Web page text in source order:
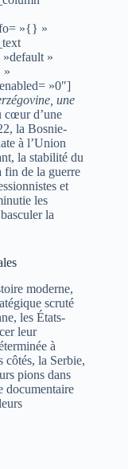
»{} »
»default »
»
»0″]
une
cœur d’une
la Bosnie-
à l’Union
la stabilité du
fin de la guerre
et
les
la
moderne,
scruté
les États-
leur
à
côtés, la Serbie,
pions dans
documentaire